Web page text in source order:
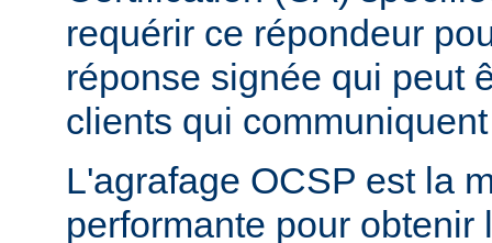
requérir ce répondeur
réponse signée qui peut
clients qui
L'agrafage OCSP est la
performante pour obtenir